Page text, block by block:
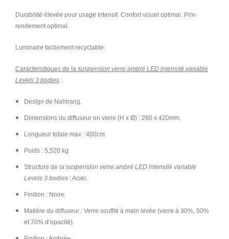
Durabilité élevée pour usage intensif. Confort visuel optimal. Prix-
rendement optimal.
Luminaire facilement recyclable.
Caracteristiques de la suspension verre ambré LED intensité variable
Levels 3 bodies :
Design de Nahtrang.
Dimensions du diffuseur en verre (H x Ø) : 260 x 420mm.
Longueur totale max : 400cm.
Poids : 5,520 kg.
Structure de la suspension verre ambré LED intensité variable
Levels 3 bodies : Acier.
Finition : Noire.
Matière du diffuseur : Verre soufflé à main levée (verre à 30%, 50%
et 70% d’opacité).